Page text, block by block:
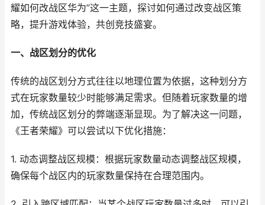
耀如何改战区华为”这一主题，探讨如何通过改变战区策
略，提升游戏体验，共创竞技盛宴。
一、战区划分的优化
传统的战区划分方式往往以地理位置为依据，这种划分方
式在玩家数量较少时能够满足需求。但随着玩家数量的增
加，传统战区划分的弊端逐渐显现。为了解决这一问题，
《王者荣耀》可以尝试以下优化措施：
1. 动态调整战区规模：根据玩家数量动态调整战区规模，
确保每个战区内的玩家数量保持在合理范围内。